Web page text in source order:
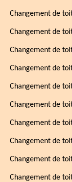
Changement de
Changement de
Changement de
Changement de
Changement de
Changement de
Changement de
Changement de
Changement de
Changement de